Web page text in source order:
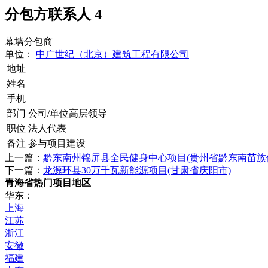
分包方联系人 4
幕墙分包商
单位： 中广世纪（北京）建筑工程有限公司
地址
姓名
手机
部门 公司/单位高层领导
职位 法人代表
备注 参与项目建设
上一篇： 黔东南州锦屏县全民健身中心项目(贵州省黔东南苗
下一篇： 龙源环县30万千瓦新能源项目(甘肃省庆阳市)
青海省热门项目地区
华东：
上海
江苏
浙江
安徽
福建